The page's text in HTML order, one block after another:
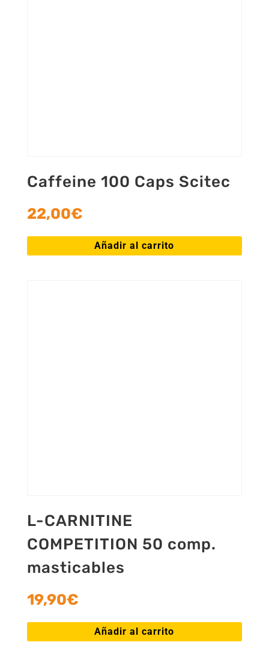
Caffeine 100 Caps Scitec
22,00€
Añadir al carrito
L-CARNITINE
COMPETITION 50 comp.
masticables
19,90€
Añadir al carrito